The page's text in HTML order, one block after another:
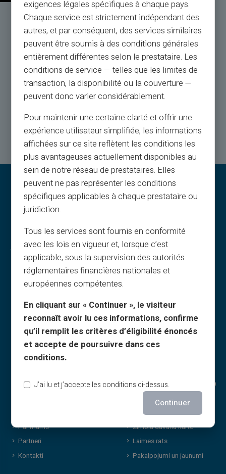
Pakalpojums un atbalsts
reāliem cilvēkiem, nevis botiem
Klientu apkalpošana angļu valodā pēc biļetes 24/24, pa
tālruni no pirmdienas līdz sestdienai no 9h līdz 18h30
Juridiskā informācija
Vispārīgie noteikumi
Juridiska informācija
Lietošanas noteikumi
Sīkdatnes
BUJ
Ceļveži
Druka un attēli
Par mums
Partneri
Kontakti
Veritas priekšrocības
Kāpēc VERITAS
Piedāvājumi
Īpašie piedāvājumi
Bez ienākumu apliecinājuma
Diskrēti pirkumi
Koplietošana
Zīmola dāvanu karte
Laimes rats
Pakalpojumi un jaunumi
exigences légales spécifiques à chaque pays.
Chaque service est strictement indépendant des
autres, et par conséquent, des services similaires
peuvent être soumis à des conditions générales
entièrement différentes selon le prestataire. Les
conditions de service — telles que les limites de
transaction, la disponibilité ou la couverture —
peuvent donc varier considérablement.
Pour maintenir une certaine clarté et offrir une
expérience utilisateur simplifiée, les informations
affichées sur ce site reflètent les conditions les
plus avantageuses actuellement disponibles au
sein de notre réseau de prestataires. Elles
peuvent ne pas représenter les conditions
spécifiques applicables à chaque prestataire ou
juridiction.
Tous les services sont fournis en conformité
avec les lois en vigueur et, lorsque c’est
applicable, sous la supervision des autorités
réglementaires financières nationales et
européennes compétentes.
En cliquant sur « Continuer », le visiteur
reconnaît avoir lu ces informations, confirme
qu’il remplit les critères d’éligibilité énoncés
et accepte de poursuivre dans ces
conditions.
J’ai lu et j’accepte les conditions ci-dessus.
Continuer